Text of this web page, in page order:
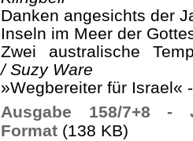
Danken angesichts der
Inseln im Meer der
Zwei australische
/ Suzy Ware
»Wegbereiter für Israel«
Ausgabe 158/7+8 -
Format (138 KB)